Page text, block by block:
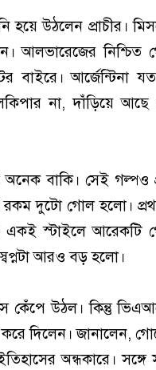
উঠলেন প্রাচীর।
আলভারেজের নিশ্চিত
বাইরে। আর্জেন্টিনা
না, দাঁড়িয়ে
বাকি। সেই গল্পও
রকম দুটো গোল হলো।
একই স্টাইলে আরেকটি
আরও বড় হলো।
কেঁপে উঠল। কিন্তু
দিলেন। জানালেন,
অন্ধকারে। সঙ্গে